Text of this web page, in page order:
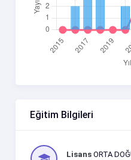
Eğitim Bilgileri
LisansORTA